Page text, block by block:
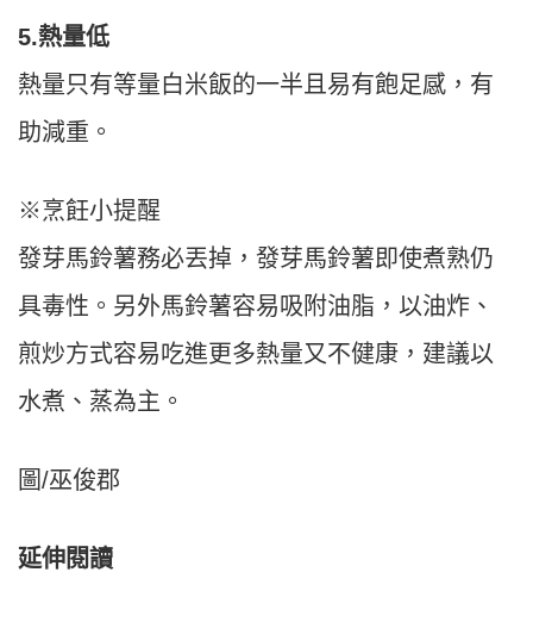
5.熱量低
熱量只有等量白米飯的一半且易有飽足感，有
助減重。
※烹飪小提醒
發芽馬鈴薯務必丟掉，發芽馬鈴薯即使煮熟仍
具毒性。另外馬鈴薯容易吸附油脂，以油炸、
煎炒方式容易吃進更多熱量又不健康，建議以
水煮、蒸為主。
圖/巫俊郡
延伸閱讀